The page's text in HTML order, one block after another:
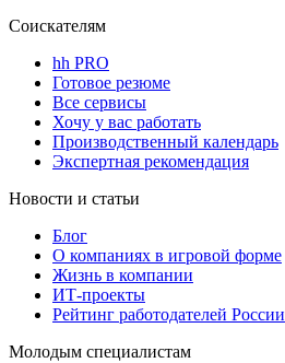
Соискателям
hh PRO
Готовое резюме
Все сервисы
Хочу у вас работать
Производственный календарь
Экспертная рекомендация
Новости и статьи
Блог
О компаниях в игровой форме
Жизнь в компании
ИТ-проекты
Рейтинг работодателей России
Молодым специалистам